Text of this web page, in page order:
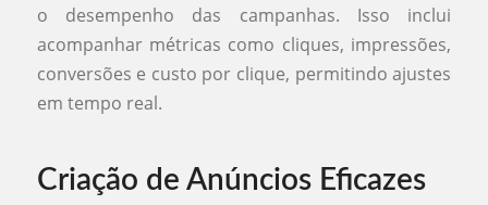
o desempenho das campanhas. Isso inclui
acompanhar métricas como cliques, impressões,
conversões e custo por clique, permitindo ajustes
em tempo real.
Criação de Anúncios Eficazes